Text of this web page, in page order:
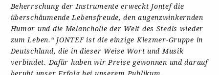
Beherrschung der Instrumente erweckt Jontef die
überschäumende Lebensfreude, den augenzwinkernden
Humor und die Melancholie der Welt des Stedls wieder
zum Leben.“ JONTEF ist die einzige Klezmer-Gruppe in
Deutschland, die in dieser Weise Wort und Musik
verbindet. Dafür haben wir Preise gewonnen und darauf
beruht unser Erfolg bei unserem Publikum.